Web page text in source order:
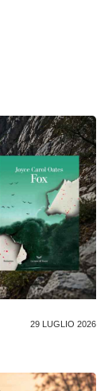
29 LUGLIO 2026